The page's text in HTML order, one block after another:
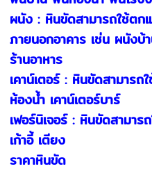
ผนัง : หินขัดสามารถใช้ตก
ภายนอกอาคาร เช่น ผนัง
ร้านอาหาร
เคาน์เตอร์ : หินขัดสามารถ
ห้องน้ำ เคาน์เตอร์บาร์
เฟอร์นิเจอร์ : หินขัดสามาร
เก้าอี้ เตียง
ราคาหินขัด